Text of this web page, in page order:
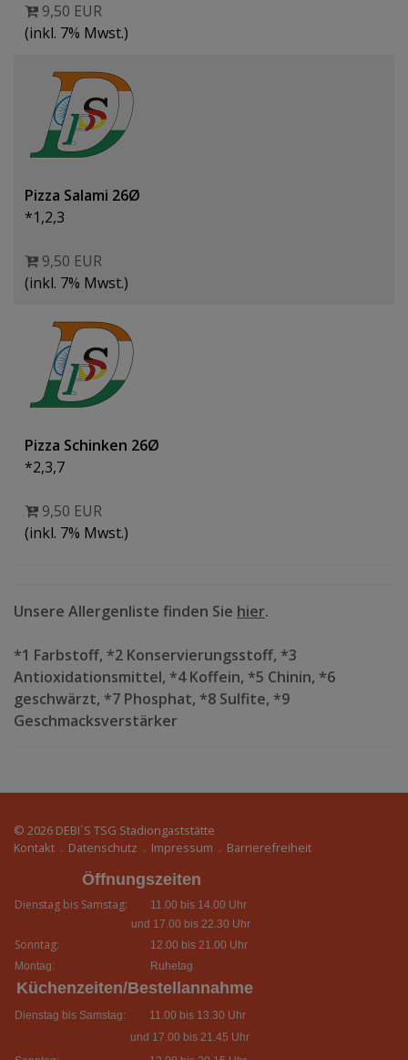
9,50 EUR
(inkl. 7% Mwst.)
Pizza Salami 26Ø
*1,2,3
9,50 EUR
(inkl. 7% Mwst.)
Pizza Schinken 26Ø
*2,3,7
9,50 EUR
(inkl. 7% Mwst.)
Unsere Allergenliste finden Sie hier.
*1 Farbstoff, *2 Konservierungsstoff, *3
Antioxidationsmittel, *4 Koffein, *5 Chinin, *6
geschwärzt, *7 Phosphat, *8 Sulfite, *9
Geschmacksverstärker
© 2026 DEBI´S TSG Stadiongaststätte
Kontakt . Datenschutz . Impressum . Barrierefreiheit
Öffnungszeiten
Dienstag bis Samstag:
11.00 bis 14.00 Uhr
und 17.00 bis 22.30 Uhr
Sonntag:
12.00 bis 21.00 Uhr
Montag:
Ruhetag
Küchenzeiten/Bestellannahme
Dienstag bis Samstag:
11.00 bis 13.30 Uhr
und 17.00 bis 21.45 Uhr